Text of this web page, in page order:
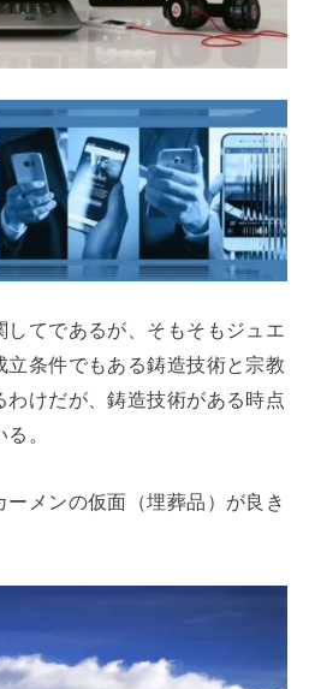
してであるが、そもそもジュエ
立条件でもある鋳造技術と宗教
わけだが、鋳造技術がある時点
。
メンの仮面（埋葬品）が良き